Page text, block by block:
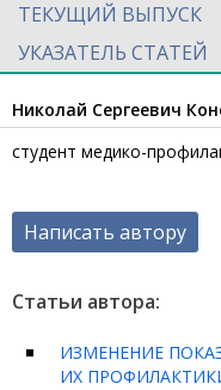
ТЕКУЩИЙ ВЫПУСК
УКАЗАТЕЛЬ СТАТЕЙ
Николай Сергеевич
студент медико-
Написать автору
Статьи автора:
ИЗМЕНЕНИЕ
ИХ